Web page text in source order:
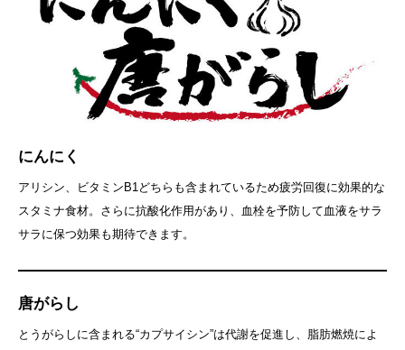
にんにく
アリシン、ビタミンB1どちらも含まれているため疲労回復に効果的な
スタミナ食材。さらに抗酸化作用があり、血栓を予防して血液をサラ
サラに保つ効果も期待できます。
唐がらし
とうがらしに含まれる“カプサイシン”は代謝を促進し、脂肪燃焼によ